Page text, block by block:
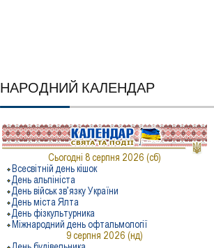
НАРОДНИЙ КАЛЕНДАР